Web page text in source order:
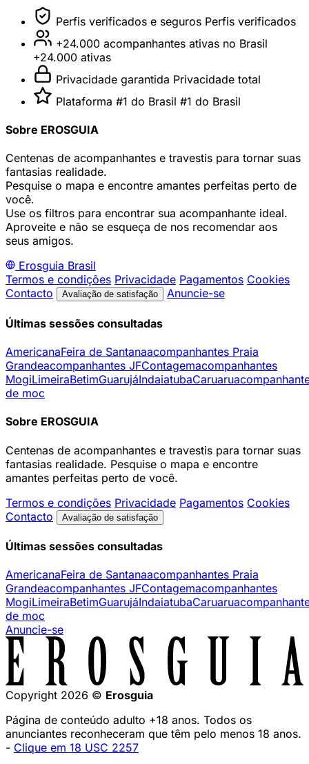
Perfis verificados e seguros Perfis verificados
+24.000 acompanhantes ativas no Brasil
+24.000 ativas
Privacidade garantida Privacidade total
Plataforma #1 do Brasil #1 do Brasil
Sobre EROSGUIA
Centenas de acompanhantes e travestis para tornar suas
fantasias realidade.
Pesquise o mapa e encontre amantes perfeitas perto de
você.
Use os filtros para encontrar sua acompanhante ideal.
Aproveite e não se esqueça de nos recomendar aos
seus amigos.
Erosguia Brasil
Termos e condições Privacidade Pagamentos Cookies
Contacto
Avaliação de satisfação Anuncie-se
Últimas sessões consultadas
AmericanaFeira de Santanaacompanhantes Praia
Grandeacompanhantes JFContagemacompanhantes
MogiLimeiraBetimGuarujáIndaiatubaCaruaru
de moc
Sobre EROSGUIA
Centenas de acompanhantes e travestis para tornar suas
fantasias realidade. Pesquise o mapa e encontre
amantes perfeitas perto de você.
Termos e condições Privacidade Pagamentos Cookies
Contacto
Avaliação de satisfação
Últimas sessões consultadas
AmericanaFeira de Santanaacompanhantes Praia
Grandeacompanhantes JFContagemacompanhantes
MogiLimeiraBetimGuarujáIndaiatubaCaruaru
de moc
Anuncie-se
Copyright 2026 © Erosguia
Página de conteúdo adulto +18 anos. Todos os
anunciantes reconheceram que têm pelo menos 18 anos.
- Clique em 18 USC 2257